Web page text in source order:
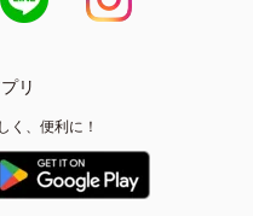
リ
く、便利に！